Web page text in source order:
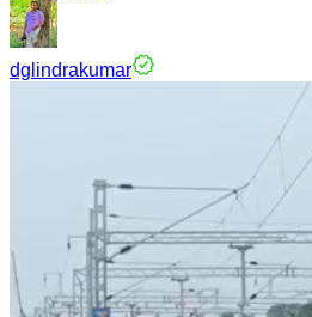
dglindrakumar